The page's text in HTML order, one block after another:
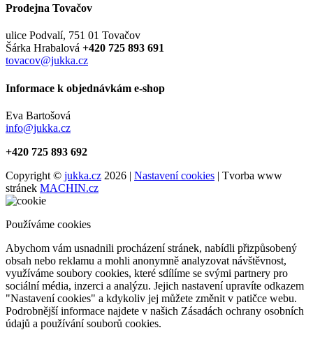
Prodejna Tovačov
ulice Podvalí, 751 01 Tovačov
Šárka Hrabalová +420 725 893 691
tovacov@jukka.cz
Informace k objednávkám e-shop
Eva Bartošová
info@jukka.cz
+420 725 893 692
Copyright © jukka.cz 2026 | Nastavení cookies | Tvorba www
stránek MACHIN.cz
Používáme cookies
Abychom vám usnadnili procházení stránek, nabídli přizpůsobený
obsah nebo reklamu a mohli anonymně analyzovat návštěvnost,
využíváme soubory cookies, které sdílíme se svými partnery pro
sociální média, inzerci a analýzu. Jejich nastavení upravíte odkazem
"Nastavení cookies" a kdykoliv jej můžete změnit v patičce webu.
Podrobnější informace najdete v našich Zásadách ochrany osobních
údajů a používání souborů cookies.